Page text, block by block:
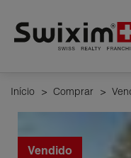
Início > Comprar >
Vendido